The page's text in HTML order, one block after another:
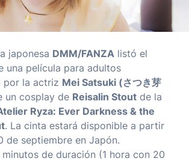
japonesa DMM/FANZA listó el
una película para adultos
por la actriz Mei Satsuki (さつき芽
un cosplay de Reisalin Stout de la
Ryza: Ever Darkness & the
. La cinta estará disponible a partir
de septiembre en Japón.
de duración (1 hora con 20